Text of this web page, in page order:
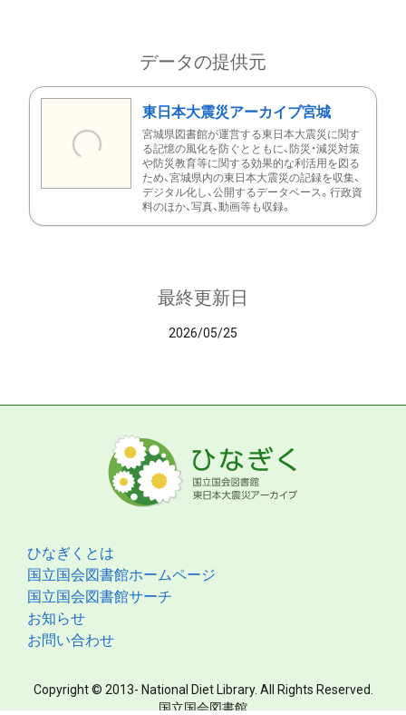
データの提供元
東日本大震災アーカイブ宮城
宮城県図書館が運営する東日本大震災に関す
る記憶の風化を防ぐとともに、防災・減災対策
や防災教育等に関する効果的な利活用を図る
ため、宮城県内の東日本大震災の記録を収集、
デジタル化し、公開するデータベース。行政資
料のほか、写真、動画等も収録。
最終更新日
2026/05/25
ひなぎくとは
国立国会図書館ホームページ
国立国会図書館サーチ
お知らせ
お問い合わせ
Copyright © 2013- National Diet Library. All Rights Reserved.